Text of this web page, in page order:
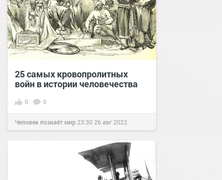
25 самых кровопролитных
войн в истории человечества
0 0
Человек познаёт мир 23:30 26 авг 2022